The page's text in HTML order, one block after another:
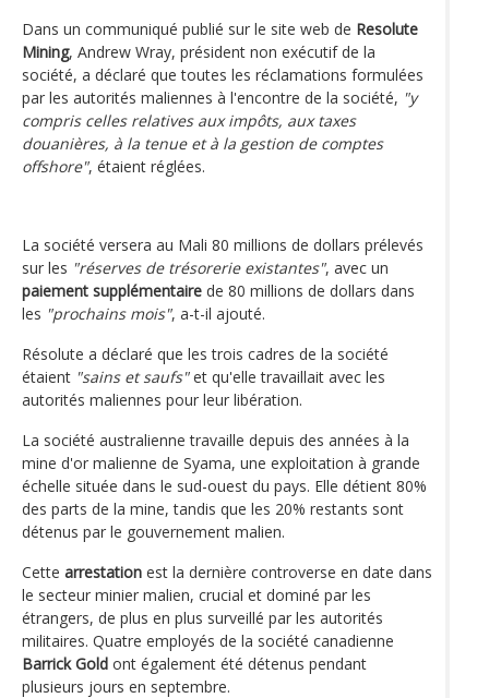
Dans un communiqué publié sur le site web de Resolute
Mining, Andrew Wray, président non exécutif de la
société, a déclaré que toutes les réclamations formulées
par les autorités maliennes à l'encontre de la société, "y
compris celles relatives aux impôts, aux taxes
douanières, à la tenue et à la gestion de comptes
offshore", étaient réglées.
La société versera au Mali 80 millions de dollars prélevés
sur les "réserves de trésorerie existantes", avec un
paiement supplémentaire de 80 millions de dollars dans
les "prochains mois", a-t-il ajouté.
Résolute a déclaré que les trois cadres de la société
étaient "sains et saufs"et qu'elle travaillait avec les
autorités maliennes pour leur libération.
La société australienne travaille depuis des années à la
mine d'or malienne de Syama, une exploitation à grande
échelle située dans le sud-ouest du pays. Elle détient 80%
des parts de la mine, tandis que les 20% restants sont
détenus par le gouvernement malien.
Cette arrestation est la dernière controverse en date dans
le secteur minier malien, crucial et dominé par les
étrangers, de plus en plus surveillé par les autorités
militaires. Quatre employés de la société canadienne
Barrick Gold ont également été détenus pendant
plusieurs jours en septembre.